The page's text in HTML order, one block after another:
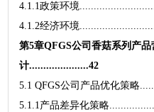
4.1.1政策环境
4.1.2经济环境
第5章QFGS公司香菇系列产
计.....................42
5.1 QFGS公司产品优化策略
5.1.1产品差异化策略